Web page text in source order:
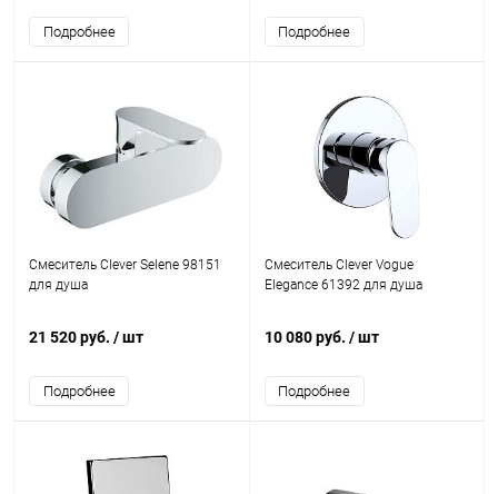
Подробнее Подробнее
Смеситель Clever Selene 98151
для душа
21 520 руб. / шт
Подробнее
Смеситель Clever Vogue
Elegance 61392 для душа
10 080 руб. / шт
Подробнее